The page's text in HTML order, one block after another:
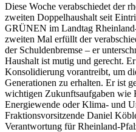
Diese Woche verabschiedet der
zweiten Doppelhaushalt seit
GRÜNEN im Landtag
zweiten Mal erfüllt der
der Schuldenbremse – er
Haushalt ist mutig und gerecht.
Konsolidierung vorantreibt, um
Generationen zu erhalten. Er ist
wichtigen Zukunftsaufgaben wie
Energiewende oder Klima- und
Fraktionsvorsitzende Daniel
Verantwortung für Rheinland-